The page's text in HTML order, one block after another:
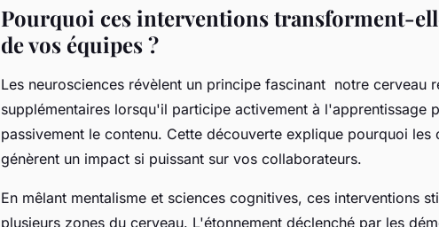
Pourquoi ces interventions transforment-
de vos équipes ?
Les neurosciences révèlent un principe fascinant notre cerveau
supplémentaires lorsqu'il participe activement à l'apprentissage
passivement le contenu. Cette découverte explique pourquoi les
génèrent un impact si puissant sur vos collaborateurs.
En mêlant mentalisme et sciences cognitives, ces interventions
plusieurs zones du cerveau. L'étonnement déclenché par les